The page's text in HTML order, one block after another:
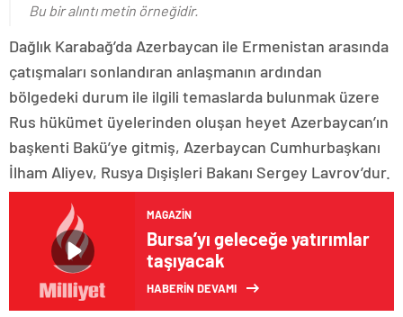
Bu bir alıntı metin örneğidir.
Dağlık Karabağ’da Azerbaycan ile Ermenistan arasında
çatışmaları sonlandıran anlaşmanın ardından
bölgedeki durum ile ilgili temaslarda bulunmak üzere
Rus hükümet üyelerinden oluşan heyet Azerbaycan’ın
başkenti Bakü’ye gitmiş, Azerbaycan Cumhurbaşkanı
İlham Aliyev, Rusya Dışişleri Bakanı Sergey Lavrov’dur.
MAGAZIN
Bursa’yı geleceğe yatırımlar
taşıyacak
HABERİN DEVAMI